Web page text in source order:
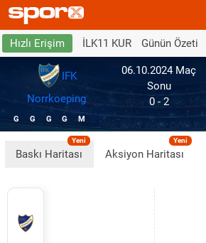
Hızlı Erişim İLK11 KUR Günün Özeti
IFK
Norrkoeping
G G G G M
06.10.2024 Maç
Sonu
0 - 2
Baskı Haritası
Yeni
Aksiyon Haritası
Yeni